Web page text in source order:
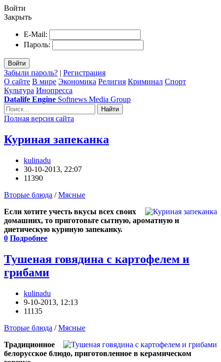
Войти
Закрыть
E-Mail:
Пароль:
Войти
Забыли пароль? | Регистрация
О сайте В мире Экономика Религия Криминал Спорт
Культура Инопресса
Datalife Engine Softnews Media Group
Найти
Полная версия сайта
Куриная запеканка
kulinadu
30-10-2013, 22:07
11390
Вторые блюда /Мясные
Если хотите учесть вкусы всех своих
домашних, то приготовьте сытную, ароматную и
диетическую куриную запеканку.
0 Подробнее
Тушеная говядина с картофелем и
грибами
kulinadu
9-10-2013, 12:13
11135
Вторые блюда /Мясные
Традиционное
белорусское блюдо, приготовленное в керамическом